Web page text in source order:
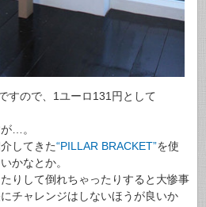
すので、1ユーロ131円として
…。
してきた“PILLAR BRACKET”を使
かなとか。
りして倒れちゃったりすると大惨事
チャレンジはしないほうが良いか